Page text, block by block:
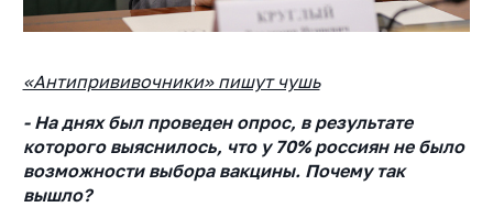
«Антипрививочники» пишут чушь
- На днях был проведен опрос, в результате
которого выяснилось, что у 70% россиян не было
возможности выбора вакцины. Почему так
вышло?